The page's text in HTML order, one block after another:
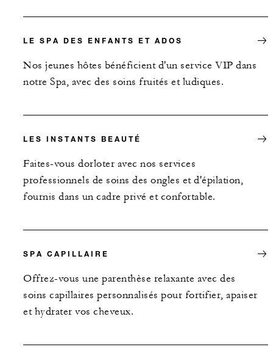
LE SPA DES ENFANTS ET ADOS
Nos jeunes hôtes bénéficient d'un service VIP dans
notre Spa, avec des soins fruités et ludiques.
LES INSTANTS BEAUTÉ
Faites-vous dorloter avec nos services
professionnels de soins des ongles et d'épilation,
fournis dans un cadre privé et confortable.
SPA CAPILLAIRE
Offrez-vous une parenthèse relaxante avec des
soins capillaires personnalisés pour fortifier, apaiser
et hydrater vos cheveux.